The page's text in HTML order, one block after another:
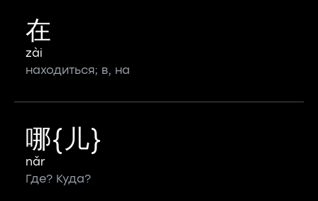
在
zài
находиться; в, на
哪{儿}
nǎr
Где? Куда?